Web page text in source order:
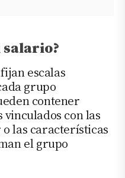
salario?
escalas
grupo
contener
con las
las características
el grupo